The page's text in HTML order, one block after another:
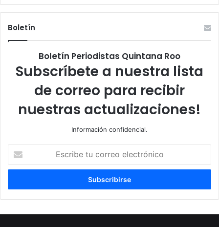
Boletín
Boletín Periodistas Quintana Roo
Subscríbete a nuestra lista
de correo para recibir
nuestras actualizaciones!
Información confidencial.
correo